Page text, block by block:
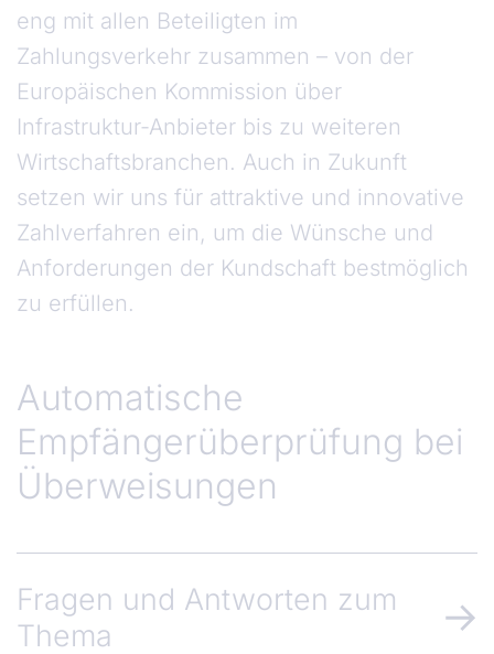
eng mit allen Beteiligten im
Zahlungsverkehr zusammen – von der
Europäischen Kommission über
Infrastruktur-Anbieter bis zu weiteren
Wirtschaftsbranchen. Auch in Zukunft
setzen wir uns für attraktive und innovative
Zahlverfahren ein, um die Wünsche und
Anforderungen der Kundschaft bestmöglich
zu erfüllen.
Automatische
Empfängerüberprüfung bei
Überweisungen
Fragen und Antworten zum
Thema